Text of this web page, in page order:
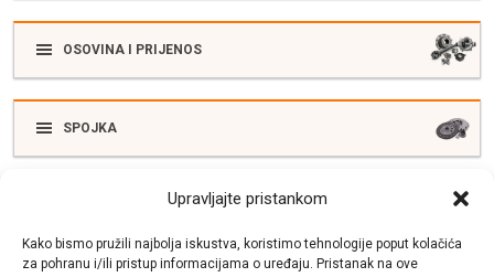
Upravljajte pristankom
Kako bismo pružili najbolja iskustva, koristimo tehnologije poput kolačića
za pohranu i/ili pristup informacijama o uređaju. Pristanak na ove
OSOVINA I PRIJENOS
SPOJKA